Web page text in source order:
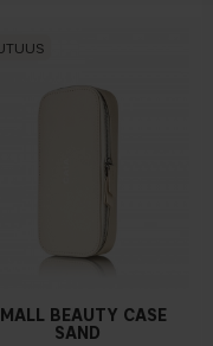
BEAUTY CASE
SAND